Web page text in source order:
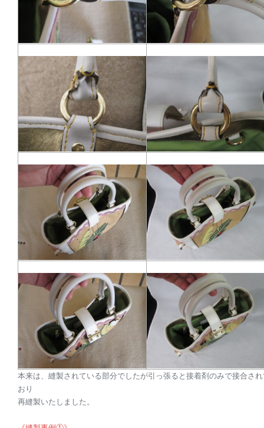
本来は、縫製されている部分でしたが引っ張ると接着剤のみで接合さ
おり
再縫製いたしました。